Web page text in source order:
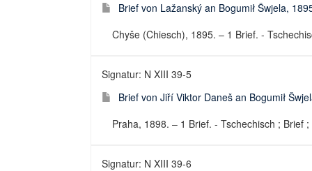
Brief von Lažanský an Bogumił Šwjela,
Chyše (Chiesch), 1895. – 1 Brief. -
Signatur: N XIII 39-5
Brief von Jiří Viktor Daneš an Bogumił
Praha, 1898. – 1 Brief. - Tschechisch ; Brief
Signatur: N XIII 39-6